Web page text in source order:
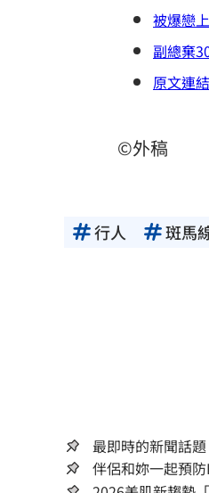
被爆戀
副總棄
原文連結
©外稿
行人 斑馬
最即時的新聞話
伴侶和妳一起預